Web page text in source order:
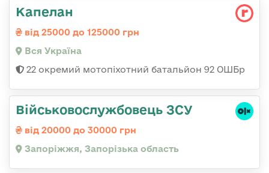
Капелан
від 25000 до 125000 грн
Вся Україна
22 окремий мотопіхотний батальйон 92 ОШБр
Військовослужбовець ЗСУ
від 20000 до 30000 грн
Запоріжжя, Запорізька область